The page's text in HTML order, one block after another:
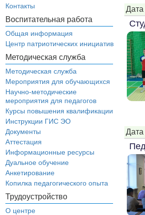
Контакты
Воспитательная работа
Общая информация
Центр патриотических инициатив
Методическая служба
Методическая служба
Мероприятия для обучающихся
Научно-методические
мероприятия для педагогов
Курсы повышения квалификации
Инструкции ГИС ЭО
Документы
Аттестация
Информационные ресурсы
Дуальное обучение
Анкетирование
Копилка педагогического опыта
Трудоустройство
О центре
Дата
Дата